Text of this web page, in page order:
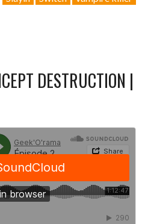
DESTRUCTION |